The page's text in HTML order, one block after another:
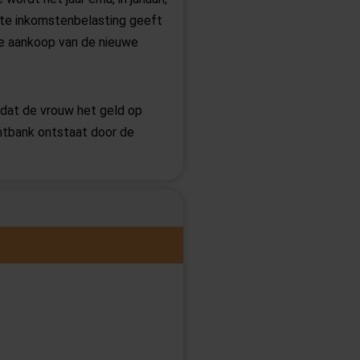
inkomstenbelasting geeft
van de nieuwe
de vrouw het geld op
ontstaat door de
horen onlosmakelijk bij